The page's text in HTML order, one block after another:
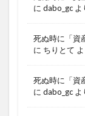
に dabo_gc よ
死ぬ時に「資
に ちりとて
死ぬ時に「資
に dabo_gc よ